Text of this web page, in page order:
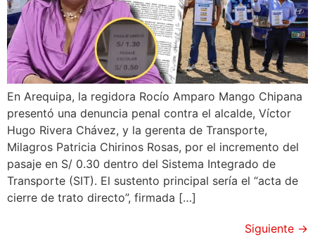
En Arequipa, la regidora Rocío Amparo Mango Chipana
presentó una denuncia penal contra el alcalde, Víctor
Hugo Rivera Chávez, y la gerenta de Transporte,
Milagros Patricia Chirinos Rosas, por el incremento del
pasaje en S/ 0.30 dentro del Sistema Integrado de
Transporte (SIT). El sustento principal sería el “acta de
cierre de trato directo”, firmada […]
Siguiente →